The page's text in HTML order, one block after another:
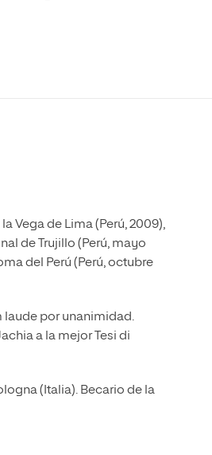
Vega de Lima (Perú, 2009),
de Trujillo (Perú, mayo
del Perú (Perú, octubre
laude por unanimidad.
a la mejor Tesi di
(Italia). Becario de la